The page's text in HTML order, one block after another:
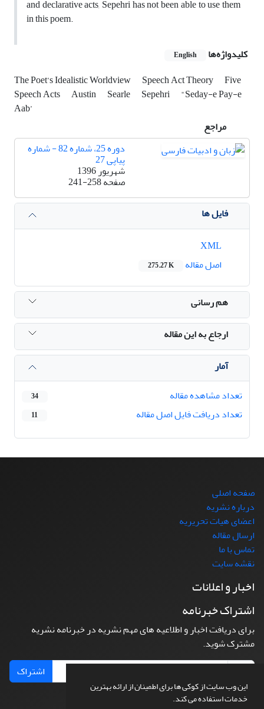
این وب سایت از کوکی ها برای اطمینان از ارائه بهترین
خدمات استفاده می کند.
and declarative acts, Sepehri has not been able to use them
in this poem.
کلیدواژه‌ها
English
The Poet’s Idealistic Worldview Speech Act Theory
Five
Speech Acts
Austin Searle Sepehri
"Seday-e Pay-e
Aab’
مراجع
دوره 25، شماره 82 - شماره
پیاپی 27
شهریور 1396
صفحه241-258
فایل ها
اصل مقاله
275.27 K
هم رسانی
ارجاع به این مقاله
آمار
تعداد مشاهده مقاله
34
تعداد دریافت فایل اصل مقاله 11
صفحه اصلی
درباره نشریه
اعضای هیات تحریریه
ارسال مقاله
تماس با ما
نقشه سایت
اخبار و اعلانات
اشتراک خبرنامه
برای دریافت اخبار و اطلاعیه های مهم نشریه در خبرنامه نشریه
مشترک شوید.
اشتراک